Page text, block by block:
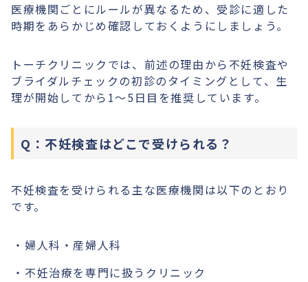
医療機関ごとにルールが異なるため、受診に適した
時期をあらかじめ確認しておくようにしましょう。
トーチクリニックでは、前述の理由から不妊検査や
ブライダルチェックの初診のタイミングとして、生
理が開始してから1〜5日目を推奨しています。
Q：不妊検査はどこで受けられる？
不妊検査を受けられる主な医療機関は以下のとおり
です。
婦人科・産婦人科
不妊治療を専門に扱うクリニック